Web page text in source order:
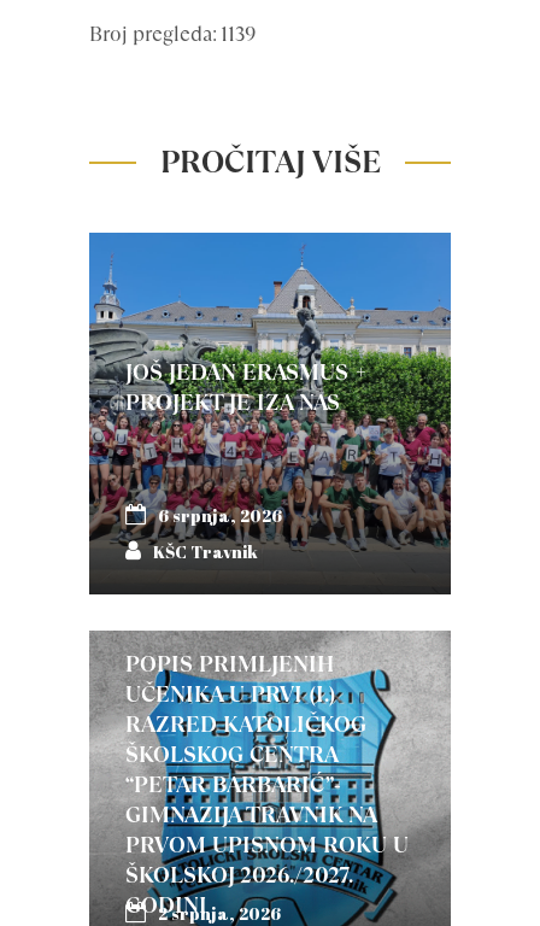
Broj pregleda: 1139
PROČITAJ VIŠE
JOŠ JEDAN ERASMUS +
PROJEKT JE IZA NAS
6 srpnja, 2026
KŠC Travnik
POPIS PRIMLJENIH
UČENIKA U PRVI (I.)
RAZRED KATOLIČKOG
ŠKOLSKOG CENTRA
“PETAR BARBARIĆ”-
GIMNAZIJA TRAVNIK NA
PRVOM UPISNOM ROKU U
ŠKOLSKOJ 2026./2027.
GODINI
2 srpnja, 2026